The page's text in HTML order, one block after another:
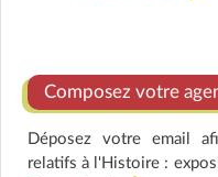
Composez votre
Déposez votre email
relatifs à l'Histoire :